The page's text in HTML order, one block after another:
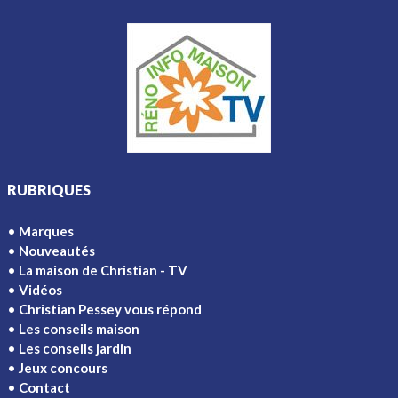
RUBRIQUES
Marques
Nouveautés
La maison de Christian - TV
Vidéos
Christian Pessey vous répond
Les conseils maison
Les conseils jardin
Jeux concours
Contact